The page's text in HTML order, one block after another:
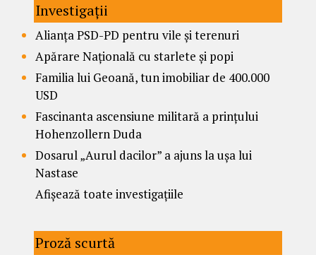
Investigații
Alianța PSD-PD pentru vile și terenuri
Apărare Națională cu starlete și popi
Familia lui Geoană, tun imobiliar de 400.000
USD
Fascinanta ascensiune militară a prințului
Hohenzollern Duda
Dosarul „Aurul dacilor” a ajuns la ușa lui
Nastase
Afișează toate investigațiile
Proză scurtă